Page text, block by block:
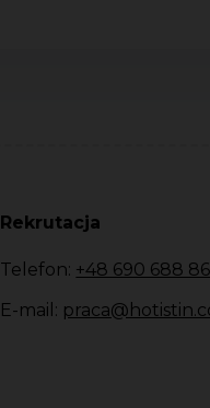
Rekrutacja
Telefon: +48 690 688
E-mail: